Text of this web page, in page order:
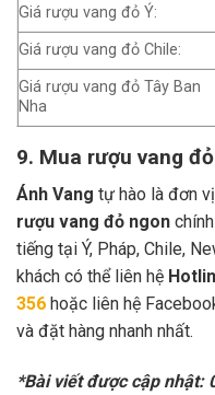
Giá rượu vang đỏ Ý:
Giá rượu vang đỏ Chile:
Giá rượu vang đỏ Tây Ban
Nha
9. Mua rượu vang
Ánh Vang tự hào là đơn
rượu vang đỏ ngon
tiếng tại Ý, Pháp, Chile,
khách có thể liên hệ
356 hoặc liên hệ
và đặt hàng nhanh nhất.
*Bài viết được cập nhật: